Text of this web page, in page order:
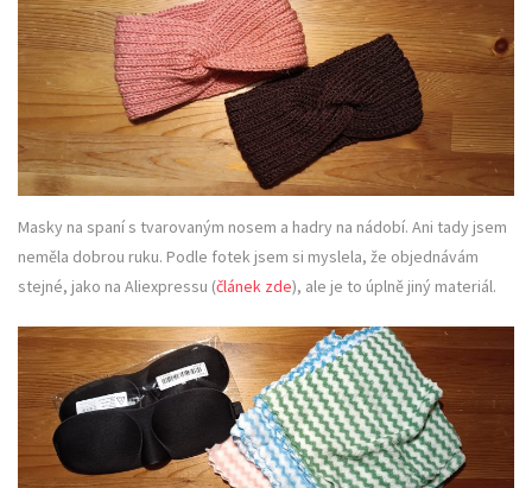
Masky na spaní s tvarovaným nosem a hadry na nádobí. Ani tady jsem
neměla dobrou ruku. Podle fotek jsem si myslela, že objednávám
stejné, jako na Aliexpressu (článek zde), ale je to úplně jiný materiál.